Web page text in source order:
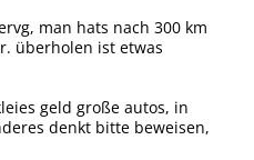
man hats nach 300 km
überholen ist etwas
geld große autos, in
denkt bitte beweisen,